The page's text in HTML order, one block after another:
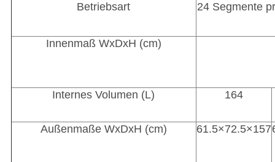
Betriebsart 24 Segmente
Innenmaß WxDxH (cm)
Internes Volumen (L) 164
Außenmaße WxDxH (cm) 61.5×72.5×157